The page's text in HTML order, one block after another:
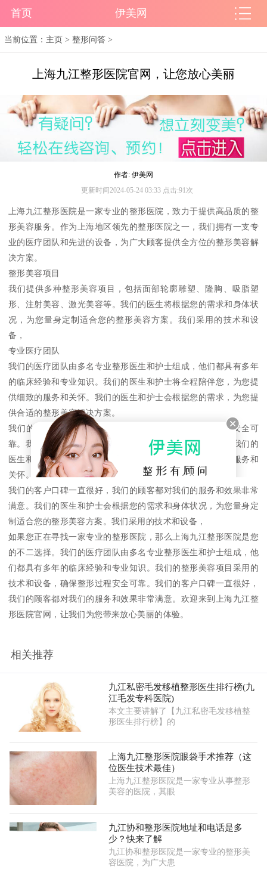
首页 伊美网
当前位置： 主页 >整形问答 >
上海九江整形医院官网，让您放心美丽
作者: 伊美网
更新时间2024-05-24 03:33 点击:91次
上海九江整形医院是一家专业的整形医院，致力于提供高品质的整
形美容服务。作为上海地区领先的整形医院之一，我们拥有一支专
业的医疗团队和先进的设备，为广大顾客提供全方位的整形美容解
决方案。
整形美容项目
我们提供多种整形美容项目，包括面部轮廓雕塑、隆胸、吸脂塑
形、注射美容、激光美容等。我们的医生将根据您的需求和身体状
况，为您量身定制适合您的整形美容方案。我们采用的技术和设
备，
专业医疗团队
我们的医疗团队由多名专业整形医生和护士组成，他们都具有多年
的临床经验和专业知识。我们的医生和护士将全程陪伴您，为您提
供细致的服务和关怀。我们的医生和护士会根据您的需求，为您提
供合适的整形美容解决方案。
我们的整形美容项目均采用的技术和设备，确保整形过程安全可
靠。我们的医生和护士都具有丰富的临床经验和专业知识，我们的
医生和护士会在整形过程中全程陪伴您，并为您提供细致的服务和
关怀。
我们的客户口碑一直很好，我们的顾客都对我们的服务和效果非常
满意。我们的医生和护士会根据您的需求和身体状况，为您量身定
制适合您的整形美容方案。我们采用的技术和设备，
如果您正在寻找一家专业的整形医院，那么上海九江整形医院是您
的不二选择。我们的医疗团队由多名专业整形医生和护士组成，他
们都具有多年的临床经验和专业知识。我们的整形美容项目采用的
技术和设备，确保整形过程安全可靠。我们的客户口碑一直很好，
我们的顾客都对我们的服务和效果非常满意。欢迎来到上海九江整
形医院官网，让我们为您带来放心美丽的体验。
相关推荐
九江私密毛发移植整形医生排行榜(九
江毛发专科医院)
本文主要讲解了【九江私密毛发移植整
形医生排行榜】的
上海九江整形医院眼袋手术推荐（这
位医生技术最佳）
上海九江整形医院是一家专业从事整形
美容的医院，其眼
九江协和整形医院地址和电话是多
少？快来了解
九江协和整形医院是一家专业的整形美
容医院，为广大患